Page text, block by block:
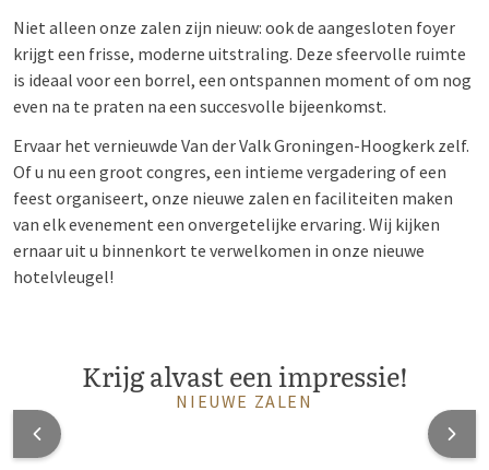
Niet alleen onze zalen zijn nieuw: ook de aangesloten foyer
krijgt een frisse, moderne uitstraling. Deze sfeervolle ruimte
is ideaal voor een borrel, een ontspannen moment of om nog
even na te praten na een succesvolle bijeenkomst.
Ervaar het vernieuwde Van der Valk Groningen-Hoogkerk zelf.
Of u nu een groot congres, een intieme vergadering of een
feest organiseert, onze nieuwe zalen en faciliteiten maken
van elk evenement een onvergetelijke ervaring. Wij kijken
ernaar uit u binnenkort te verwelkomen in onze nieuwe
hotelvleugel!
Krijg alvast een impressie!
NIEUWE ZALEN